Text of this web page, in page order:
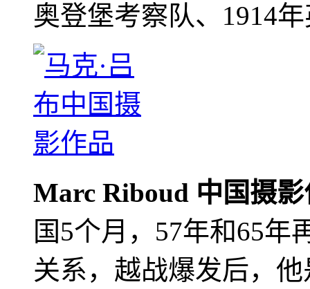
奥登堡考察队、1914
Marc Riboud 中国摄
国5个月，57年和65年
关系，越战爆发后，